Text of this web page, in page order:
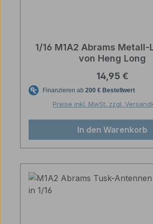
1/16 M1A2 Abrams
von Heng Long
Regulärer
14,95 €
Preise inkl. MwSt. zzgl.
In den Warenkorb